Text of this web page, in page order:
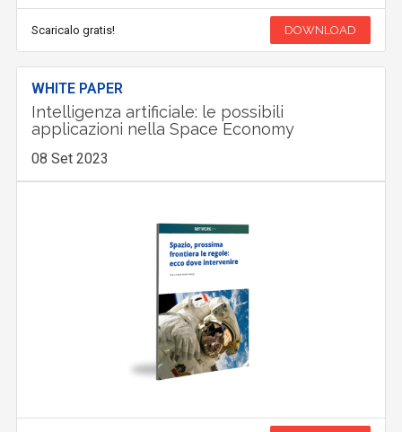
Scaricalo gratis! DOWNLOAD
WHITE PAPER
Intelligenza artificiale: le possibili
applicazioni nella Space Economy
08 Set 2023